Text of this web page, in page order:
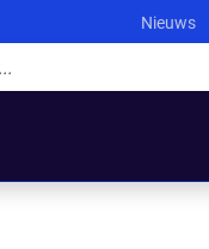
Nieuws